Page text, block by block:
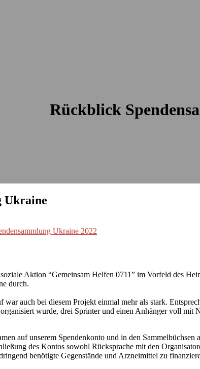
Rückblick
Ukraine
Ukraine 2022
Aktion “Gemeinsam Helfen 0711” im Vorfeld des
durch.
war auch bei diesem Projekt einmal mehr als stark.
wurde, drei Sprinter und einen Anhänger voll
auf unserem Spendenkonto und in den
des Kontos sowohl Rücksprache mit den
benötigte Gegenstände und Arzneimittel zu